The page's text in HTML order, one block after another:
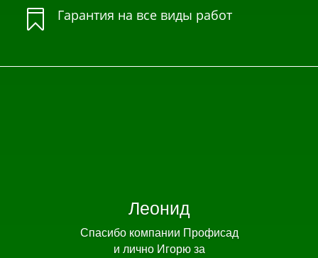
 Гарантия на все виды работ
Леонид
Спасибо компании Профисад
и лично Игорю за